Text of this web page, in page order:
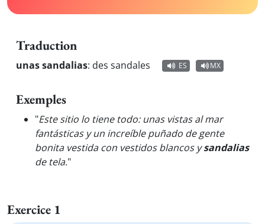
Traduction
unas sandalias: des sandales ES MX
Exemples
"Este sitio lo tiene todo: unas vistas al mar
fantásticas y un increíble puñado de gente
bonita vestida con vestidos blancos ysandalias
de tela."
Exercice 1